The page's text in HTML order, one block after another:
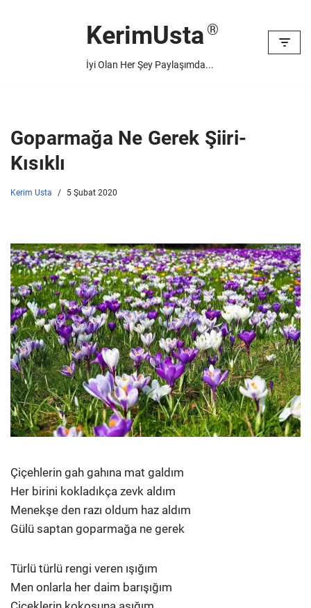
KerimUsta
İyi Olan Her Şey Paylaşımda...
Goparmağa Ne Gerek Şiiri-
Kısıklı
Kerim Usta 5 Şubat 2020
Çiçehlerin gah gahına mat galdım
Her birini kokladıkça zevk aldım
Menekşe den razı oldum haz aldım
Gülü saptan goparmağa ne gerek
Türlü türlü rengi veren ışığım
Men onlarla her daim barışığım